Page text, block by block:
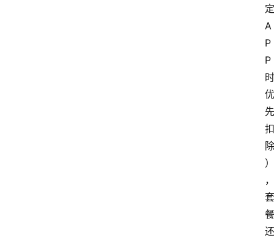
定
A
P
P
时
优
先
扣
除
）
，
套
餐
还